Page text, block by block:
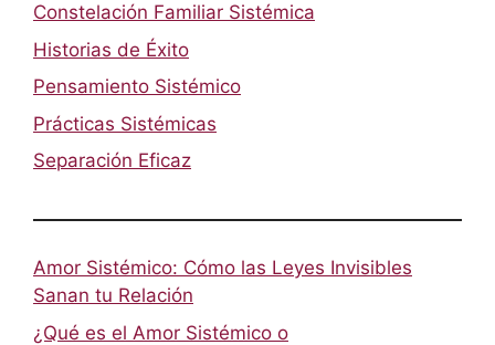
Constelación Familiar Sistémica
Historias de Éxito
Pensamiento Sistémico
Prácticas Sistémicas
Separación Eficaz
Amor Sistémico: Cómo las Leyes Invisibles
Sanan tu Relación
¿Qué es el Amor Sistémico o